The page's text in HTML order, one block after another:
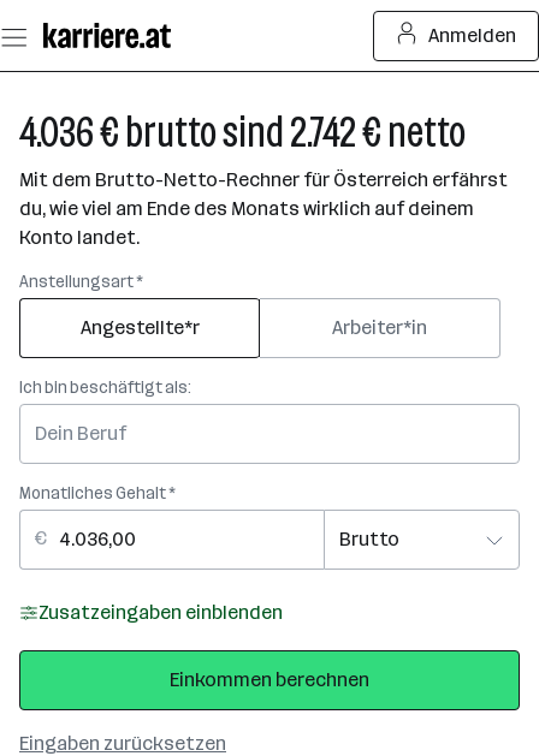
Seiteninhalt
springen
Anmelden
4.036 € brutto sind 2.742 € netto
Mit dem Brutto-Netto-Rechner für Österreich erfährst
du, wie viel am Ende des Monats wirklich auf deinem
Konto landet.
Anstellungsart *
Angestellte*r Arbeiter*in
Ich bin beschäftigt als:
Monatliches Gehalt *
Zusatzeingaben einblenden
Eingaben zurücksetzen
Einkommen berechnen